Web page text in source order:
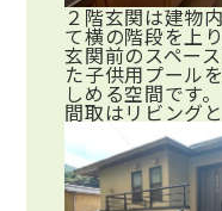
２階玄関は建物
て横の階段を上
玄関前のスペー
た子供用プール
しめる空間です。
間取はリビング